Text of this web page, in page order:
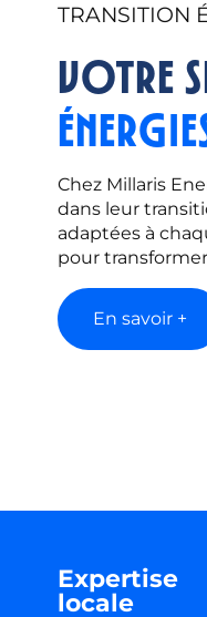
TRANSITION
Votre
Chez Millaris
dans leur
adaptées à
pour
En savoir +
Expertise
locale